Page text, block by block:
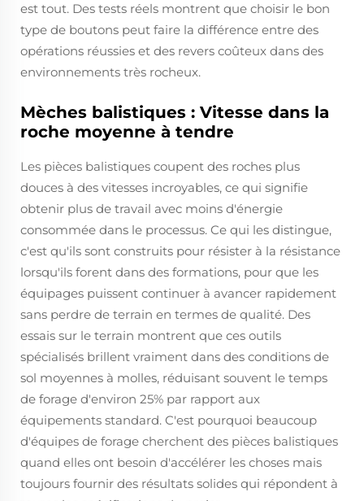
est tout. Des tests réels montrent que choisir le bon
type de boutons peut faire la différence entre des
opérations réussies et des revers coûteux dans des
environnements très rocheux.
Mèches balistiques : Vitesse dans la
roche moyenne à tendre
Les pièces balistiques coupent des roches plus
douces à des vitesses incroyables, ce qui signifie
obtenir plus de travail avec moins d'énergie
consommée dans le processus. Ce qui les distingue,
c'est qu'ils sont construits pour résister à la résistance
lorsqu'ils forent dans des formations, pour que les
équipages puissent continuer à avancer rapidement
sans perdre de terrain en termes de qualité. Des
essais sur le terrain montrent que ces outils
spécialisés brillent vraiment dans des conditions de
sol moyennes à molles, réduisant souvent le temps
de forage d'environ 25% par rapport aux
équipements standard. C'est pourquoi beaucoup
d'équipes de forage cherchent des pièces balistiques
quand elles ont besoin d'accélérer les choses mais
toujours fournir des résultats solides qui répondent à